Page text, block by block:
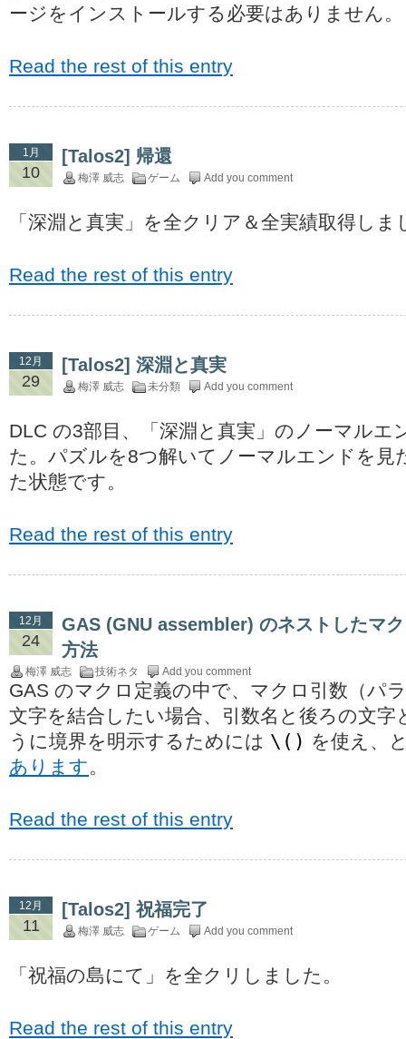
ージをインストールする必要はありません。
Read the rest of this entry
1月
10
[Talos2] 帰還
梅澤 威志 ゲーム Add you comment
「深淵と真実」を全クリア＆全実績取得しま
Read the rest of this entry
12月
29
[Talos2] 深淵と真実
梅澤 威志 未分類 Add you comment
DLC の3部目、「深淵と真実」のノーマルエ
た。パズルを8つ解いてノーマルエンドを見
た状態です。
Read the rest of this entry
12月
24
GAS (GNU assembler) のネストしたマ
方法
梅澤 威志 技術ネタ Add you comment
GAS のマクロ定義の中で、マクロ引数（パ
文字を結合したい場合、引数名と後ろの文
うに境界を明示するためには \() を使え、
あります。
Read the rest of this entry
12月
11
[Talos2] 祝福完了
梅澤 威志 ゲーム Add you comment
「祝福の島にて」を全クリしました。
Read the rest of this entry